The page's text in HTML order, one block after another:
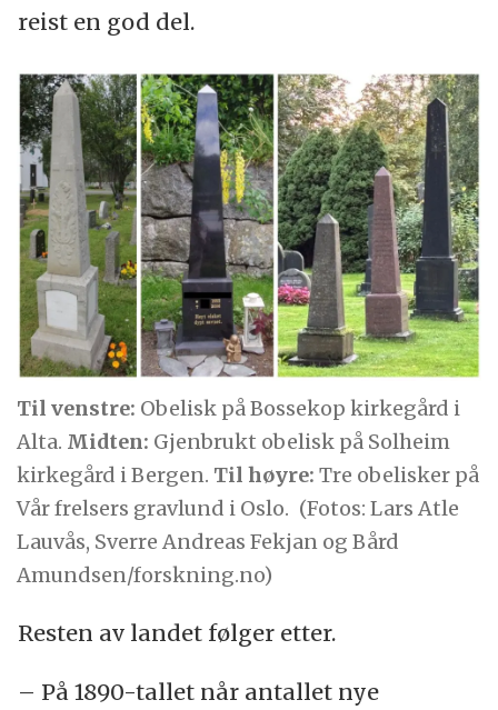
reist en god del.
Til venstre: Obelisk på Bossekop kirkegård i
Alta. Midten: Gjenbrukt obelisk på Solheim
kirkegård i Bergen. Til høyre:Tre obelisker på
Vår frelsers gravlund i Oslo. (Fotos: Lars Atle
Lauvås, Sverre Andreas Fekjan og Bård
Amundsen/forskning.no)
Resten av landet følger etter.
– På 1890-tallet når antallet nye